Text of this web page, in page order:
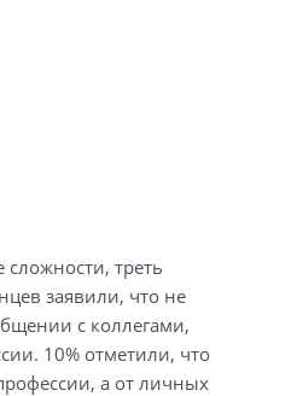
треть
заявили, что не
с коллегами,
10% отметили, что
а от личных